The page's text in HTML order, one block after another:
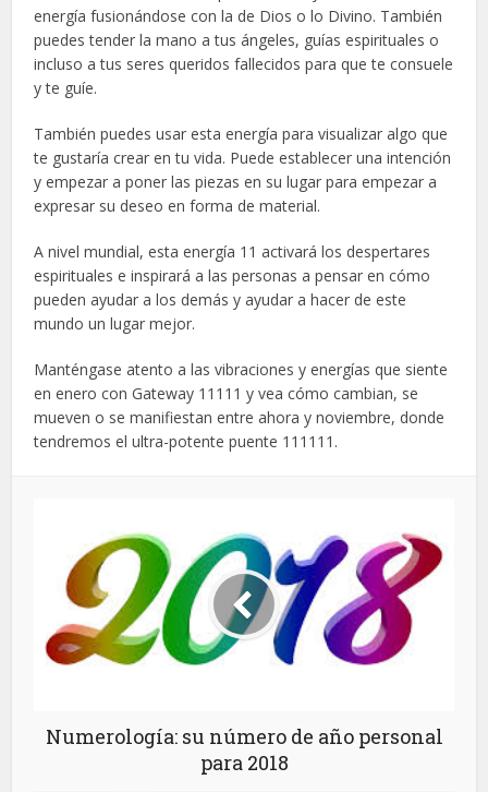
energía fusionándose con la de Dios o lo Divino. También
puedes tender la mano a tus ángeles, guías espirituales o
incluso a tus seres queridos fallecidos para que te consuele
y te guíe.
También puedes usar esta energía para visualizar algo que
te gustaría crear en tu vida. Puede establecer una intención
y empezar a poner las piezas en su lugar para empezar a
expresar su deseo en forma de material.
A nivel mundial, esta energía 11 activará los despertares
espirituales e inspirará a las personas a pensar en cómo
pueden ayudar a los demás y ayudar a hacer de este
mundo un lugar mejor.
Manténgase atento a las vibraciones y energías que siente
en enero con Gateway 11111 y vea cómo cambian, se
mueven o se manifiestan entre ahora y noviembre, donde
tendremos el ultra-potente puente 111111.
Numerología: su número de año personal
para 2018